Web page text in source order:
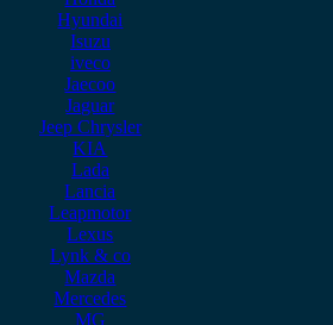
Hyundai
Isuzu
iveco
Jaecoo
Jaguar
Jeep Chrysler
KIA
Lada
Lancia
Leapmotor
Lexus
Lynk & co
Mazda
Mercedes
MG